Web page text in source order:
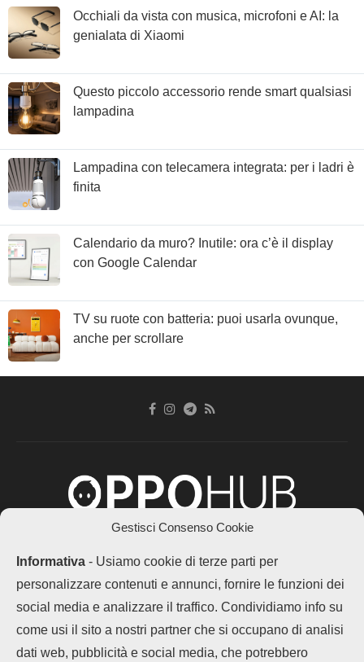
Gestisci Consenso Cookie
Informativa - Usiamo cookie di terze parti per
personalizzare contenuti e annunci, fornire le funzioni dei
social media e analizzare il traffico. Condividiamo info su
come usi il sito a nostri partner che si occupano di analisi
dati web, pubblicità e social media, che potrebbero
Occhiali da vista con musica, microfoni e AI: la
genialata di Xiaomi
Questo piccolo accessorio rende smart qualsiasi
lampadina
Lampadina con telecamera integrata: per i ladri è
finita
Calendario da muro? Inutile: ora c’è il display
con Google Calendar
TV su ruote con batteria: puoi usarla ovunque,
anche per scrollare
Cookie policy
Copyright © 2025 OPPOHub. Tutti i diritti riservati. Progettato e sviluppato
daTech4D di Michele Ingelido- P. IVA 04124050719
aggiornato senza alcuna periodicità. Non può pertanto considerarsi un
partecipa al Programma Affiliazione Amazon EU, un programma che eroga